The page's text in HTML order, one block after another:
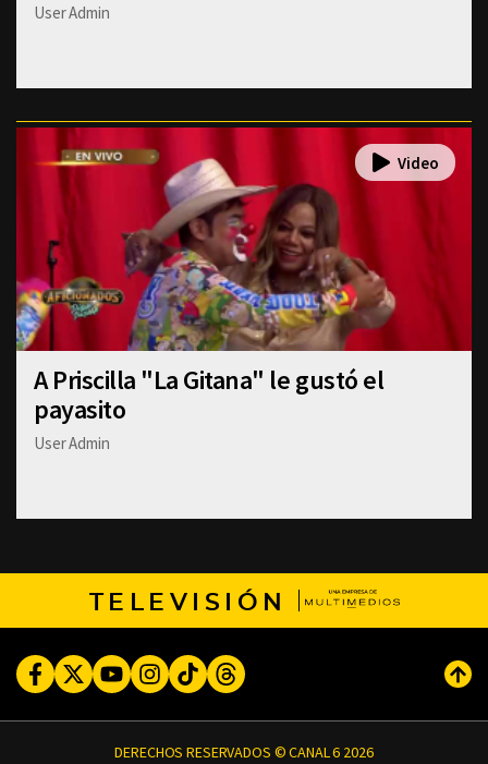
User Admin
A Priscilla "La Gitana" le gustó el
payasito
User Admin
TELEVISIÓN
FacebookTwitterYoutubeInstagram
TikTokThreads
DERECHOS RESERVADOS © CANAL 6 2026